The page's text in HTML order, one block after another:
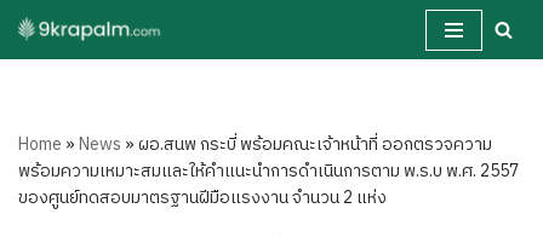
Skip
Home »News »ผอ.สนพ กระบี่ พร้อมคณะเจ้าหน้าที่ ออกตรวจความ
พร้อมความเหมาะสมและให้คำแนะนำการดำเนินการตาม พ.ร.บ พ.ศ. 2557
ของศูนย์ทดสอบมาตรฐานฝีมือแรงงาน จำนวน 2 แห่ง